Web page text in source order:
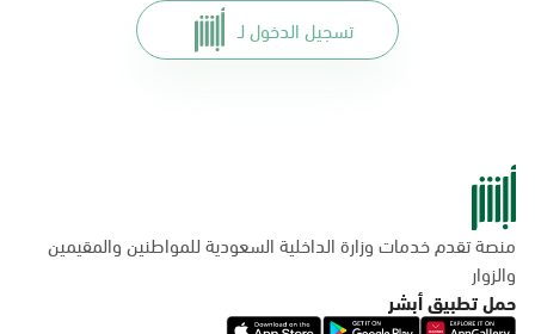
تسجيل الدخول لـ
منصة تقدم خدمات وزارة الداخلية السعودية للمواطنين والمقيمين
والزوار
حمل تطبيق أبشر